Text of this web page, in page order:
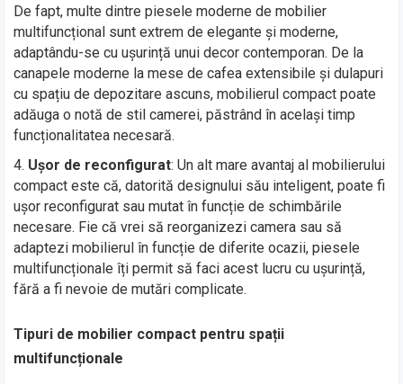
De fapt, multe dintre piesele moderne de mobilier
multifuncțional sunt extrem de elegante și moderne,
adaptându-se cu ușurință unui decor contemporan. De la
canapele moderne la mese de cafea extensibile și dulapuri
cu spațiu de depozitare ascuns, mobilierul compact poate
adăuga o notă de stil camerei, păstrând în același timp
funcționalitatea necesară.
Ușor de reconfigurat: Un alt mare avantaj al mobilierului
compact este că, datorită designului său inteligent, poate fi
ușor reconfigurat sau mutat în funcție de schimbările
necesare. Fie că vrei să reorganizezi camera sau să
adaptezi mobilierul în funcție de diferite ocazii, piesele
multifuncționale îți permit să faci acest lucru cu ușurință,
fără a fi nevoie de mutări complicate.
Tipuri de mobilier compact pentru spații
multifuncționale